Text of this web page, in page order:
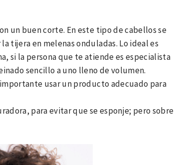
un buen corte. En este tipo de cabellos se
tijera en melenas onduladas. Lo ideal es
si la persona que te atiende es especialista
sencillo a uno lleno de volumen.
usar un producto adecuado para
para evitar que se esponje; pero sobre